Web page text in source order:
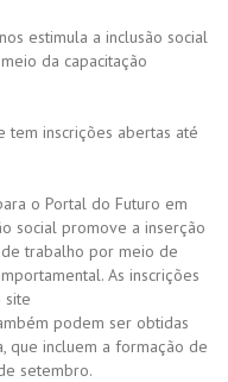
estimula a inclusão social
da capacitação
tem inscrições abertas até
o Portal do Futuro em
social promove a inserção
trabalho por meio de
As inscrições
site
podem ser obtidas
que incluem a formação de
setembro.